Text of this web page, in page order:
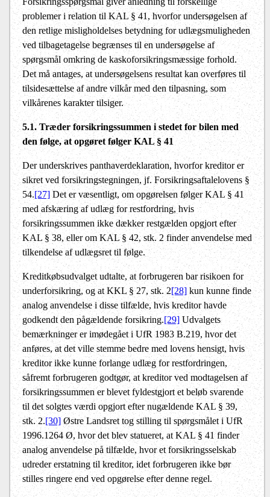
problemer i relation til KAL § 41, hvorfor undersøgelsen af
den retlige misligholdelses betydning for udlægsmuligheden
ved tilbagetagelse begrænses til en undersøgelse af
spørgsmål omkring de kaskoforsikringsmæssige forhold.
Det må antages, at undersøgelsens resultat kan overføres til
tilsidesættelse af andre vilkår med den tilpasning, som
vilkårenes karakter tilsiger.
5.1. Træder forsikringssummen i stedet for bilen med
den følge, at opgøret følger KAL § 41
Der underskrives panthaverdeklaration, hvorfor kreditor er
sikret ved forsikringstegningen, jf. Forsikringsaftalelovens §
54.[27]Det er væsentligt, om opgørelsen følger KAL § 41
med afskæring af udlæg for restfordring, hvis
forsikringssummen ikke dækker restgælden opgjort efter
KAL § 38, eller om KAL § 42, stk. 2 finder anvendelse med
tilkendelse af udlægsret til følge.
Kreditkøbsudvalget udtalte, at forbrugeren bar risikoen for
underforsikring, og at KKL § 27, stk. 2[28] kun kunne finde
analog anvendelse i disse tilfælde, hvis kreditor havde
godkendt den pågældende forsikring.[29] Udvalgets
bemærkninger er imødegået i UfR 1983 B.219, hvor det
anføres, at det ville stemme bedre med lovens hensigt, hvis
kreditor ikke kunne forlange udlæg for restfordringen,
såfremt forbrugeren godtgør, at kreditor ved modtagelsen af
forsikringssummen er blevet fyldestgjort et beløb svarende
til det solgtes værdi opgjort efter nugældende KAL § 39,
stk. 2.[30] Østre Landsret tog stilling til spørgsmålet i UfR
1996.1264 Ø, hvor det blev statueret, at KAL § 41 finder
analog anvendelse på tilfælde, hvor et forsikringsselskab
udreder erstatning til kreditor, idet forbrugeren ikke bør
stilles ringere end ved opgørelse efter denne regel.